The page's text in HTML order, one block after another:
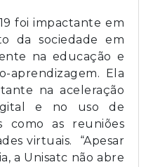
foi impactante em
da sociedade em
na educação e
aprendizagem. Ela
na aceleração
e no uso de
como as reuniões
virtuais. “Apesar
a Unisatc não abre